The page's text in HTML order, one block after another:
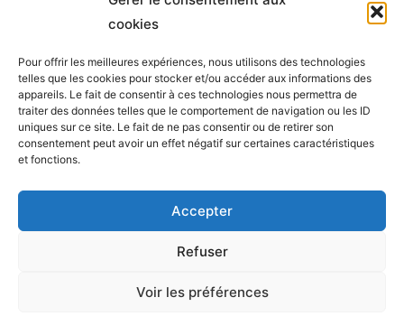
cookies
Pour offrir les meilleures expériences, nous utilisons des technologies
telles que les cookies pour stocker et/ou accéder aux informations des
appareils. Le fait de consentir à ces technologies nous permettra de
traiter des données telles que le comportement de navigation ou les ID
uniques sur ce site. Le fait de ne pas consentir ou de retirer son
consentement peut avoir un effet négatif sur certaines caractéristiques
et fonctions.
Accepter
Refuser
Voir les préférences
Monet
Installations
Expositions
Participer
Copyright © 2026 Tricote un sourire | Powered by